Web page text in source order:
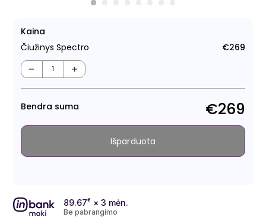
Kaina
Čiužinys Spectro
€269
− +
Bendra suma €269
Išparduota
89.67€ × 3 mėn.
Be pabrangimo